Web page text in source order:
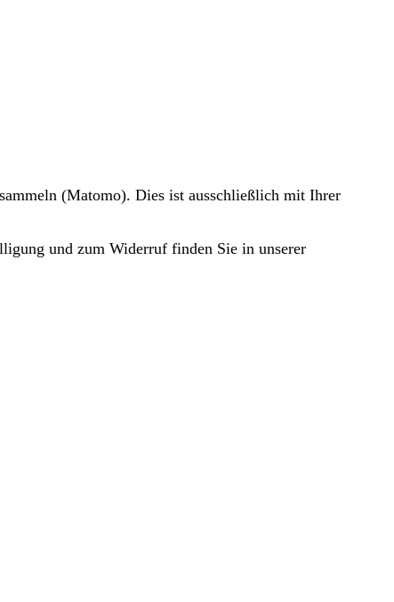
(Matomo). Dies ist ausschließlich mit Ihrer
und zum Widerruf finden Sie in unserer